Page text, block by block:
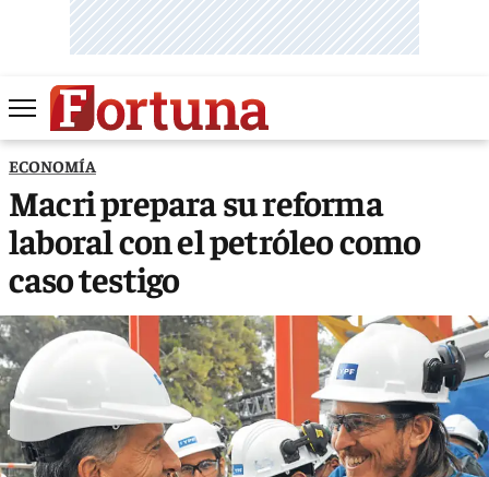
ECONOMÍA
Macri prepara su reforma
laboral con el petróleo como
caso testigo